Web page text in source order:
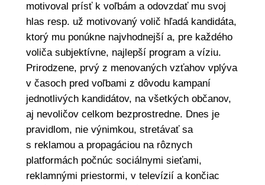
motivoval prísť k voľbám a odovzdať mu svoj
hlas resp. už motivovaný volič hľadá kandidáta,
ktorý mu ponúkne najvhodnejší a, pre každého
voliča subjektívne, najlepší program a víziu.
Prirodzene, prvý z menovaných vzťahov vplýva
v časoch pred voľbami z dôvodu kampaní
jednotlivých kandidátov, na všetkých občanov,
aj nevoličov celkom bezprostredne. Dnes je
pravidlom, nie výnimkou, stretávať sa
s reklamou a propagáciou na rôznych
platformách počnúc sociálnymi sieťami,
reklamnými priestormi, v televízií a končiac